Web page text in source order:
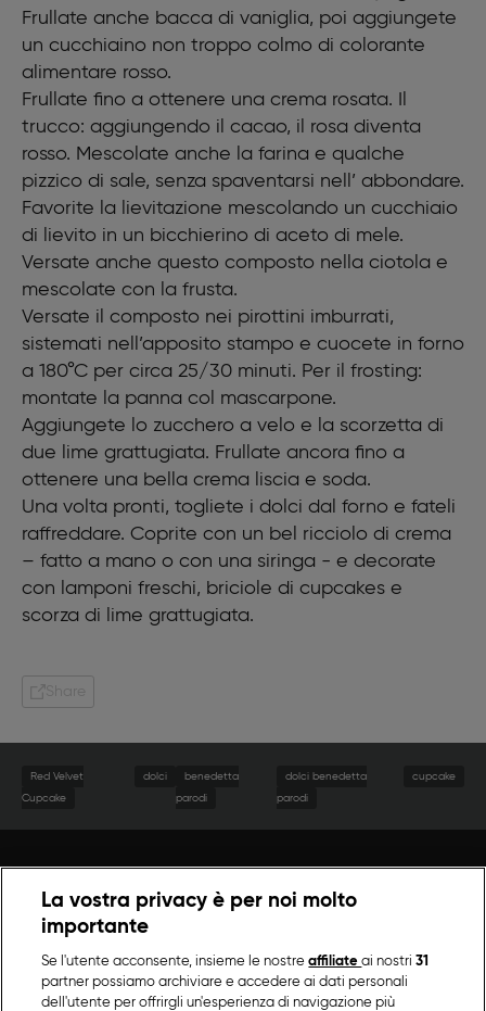
1 pizzico di sale
Frosting
300ml di panna vegetale
100g di zucchero a velo
Scorza di 2 lime
Guarnizione
Lamponi freschi
Burro spray per i pirottini
Frullate anche bacca di vaniglia, poi aggiungete
un cucchiaino non troppo colmo di colorante
alimentare rosso.
Frullate fino a ottenere una crema rosata. Il
trucco: aggiungendo il cacao, il rosa diventa
rosso. Mescolate anche la farina e qualche
pizzico di sale, senza spaventarsi nell’ abbondare.
Favorite la lievitazione mescolando un cucchiaio
di lievito in un bicchierino di aceto di mele.
Versate anche questo composto nella ciotola e
mescolate con la frusta.
Versate il composto nei pirottini imburrati,
sistemati nell’apposito stampo e cuocete in forno
a 180°C per circa 25/30 minuti. Per il frosting:
montate la panna col mascarpone.
Aggiungete lo zucchero a velo e la scorzetta di
due lime grattugiata. Frullate ancora fino a
ottenere una bella crema liscia e soda.
Una volta pronti, togliete i dolci dal forno e fateli
raffreddare. Coprite con un bel ricciolo di crema
– fatto a mano o con una siringa - e decorate
con lamponi freschi, briciole di cupcakes e
scorza di lime grattugiata.
Share
Red Velvet
Cupcake
dolci
benedetta
parodi
dolci benedetta
parodi
cupcake
La vostra privacy è per noi molto
importante
Se l'utente acconsente, insieme le nostreaffiliateai nostri31
partner possiamo archiviare e accedere ai dati personali
dell'utente per offrirgli un'esperienza di navigazione più